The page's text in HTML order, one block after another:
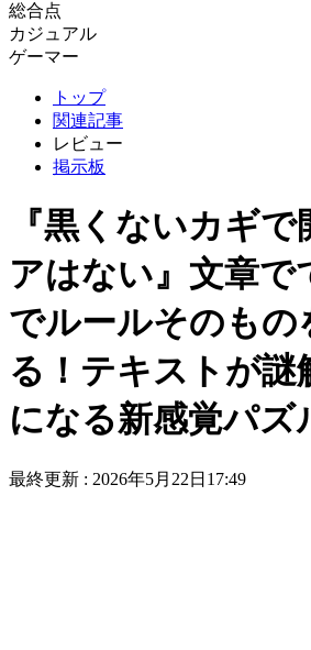
総合点
カジュアル
ゲーマー
トップ
関連記事
レビュー
掲示板
『黒くないカギ
アはない』文章で
でルールそのもの
る！テキストが謎
になる新感覚パズ
最終更新 : 2026年5月22日17:49